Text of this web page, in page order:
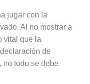
jugar con la
Al no mostrar a
vital que la
de
no todo se debe